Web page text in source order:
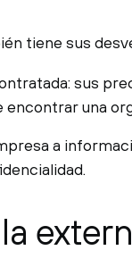
tiene sus
sus
una
a